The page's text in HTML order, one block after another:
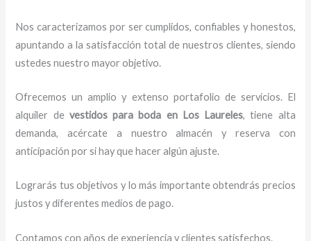
Nos caracterizamos por ser cumplidos, confiables y honestos,
apuntando a la satisfacción total de nuestros clientes, siendo
ustedes nuestro mayor objetivo.
Ofrecemos un amplio y extenso portafolio de servicios. El
alquiler de vestidos para boda en Los Laureles, tiene alta
demanda, acércate a nuestro almacén y reserva con
anticipación por si hay que hacer algún ajuste.
Lograrás tus objetivos y lo más importante obtendrás precios
justos y diferentes medios de pago.
Contamos con años de experiencia y clientes satisfechos.